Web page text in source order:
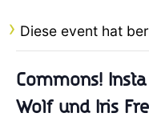
Diese event hat
Commons!
Wolf und Iris